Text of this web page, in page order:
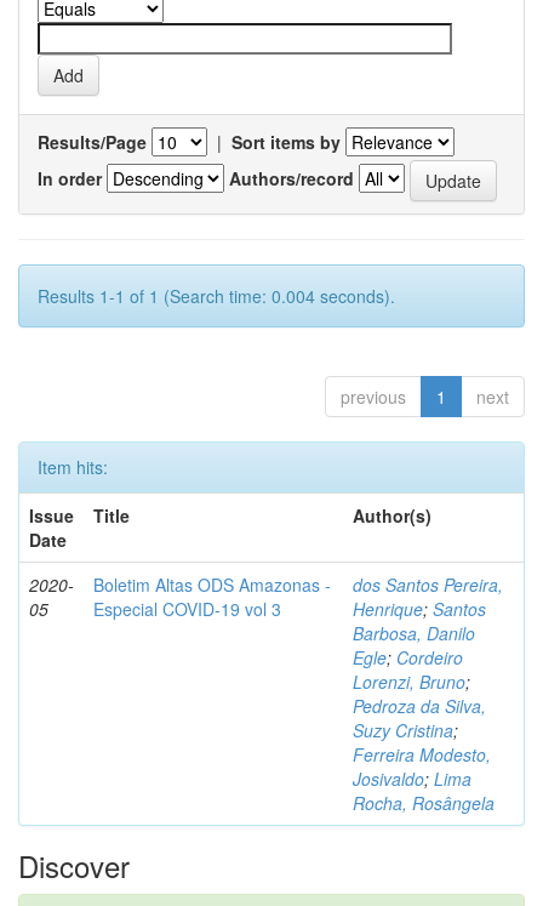
Results/Page | Sort items by
In order
Authors/record
Results 1-1 of 1 (Search time: 0.004 seconds).
previous 1 next
Item hits:
Issue
Date
Title Author(s)
2020-
05
Boletim Altas ODS Amazonas -
Especial COVID-19 vol 3
dos Santos Pereira,
Henrique; Santos
Barbosa, Danilo
Egle; Cordeiro
Lorenzi, Bruno;
Pedroza da Silva,
Suzy Cristina;
Ferreira Modesto,
Josivaldo; Lima
Rocha, Rosângela
Discover